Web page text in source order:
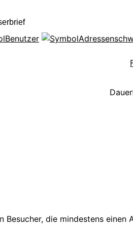
Besucher, die mindestens einen